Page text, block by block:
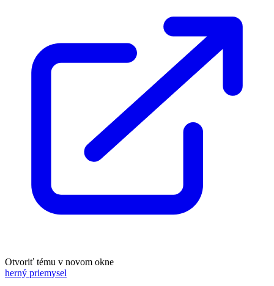
Otvoriť tému v novom okne
herný priemysel